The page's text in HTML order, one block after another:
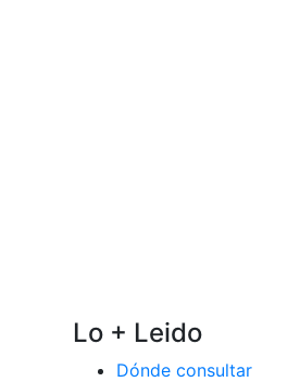
Lo + Leido
Dónde consultar